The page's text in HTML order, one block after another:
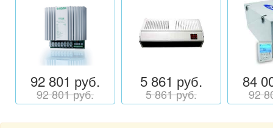
92 801 руб.
92 801 руб.
5 861 руб.
5 861 руб.
84
92